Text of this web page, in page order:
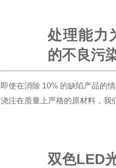
处理能力
的不良污
即使在消除 10% 的缺陷产品的
浇注在质量上严格的原材料，我
双色LED